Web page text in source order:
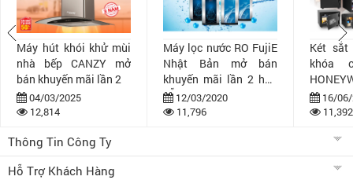
Máy hút khói khử mùi
nhà bếp CANZY mở
bán khuyến mãi lần 2
04/03/2025
12,814
Máy lọc nước RO FujiE
Nhật Bản mở bán
khuyến mãi lần 2 hấp
dẫn12/03/2020
11,796
Két sắt
khóa
bán16/
11,392
Thông Tin Công Ty
Hỗ Trợ Khách Hàng